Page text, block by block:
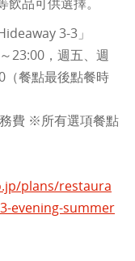
3-3」
23:00，週五、週
（餐點最後點餐時
費 ※所有選項餐點
plans/restaura
evening-summer